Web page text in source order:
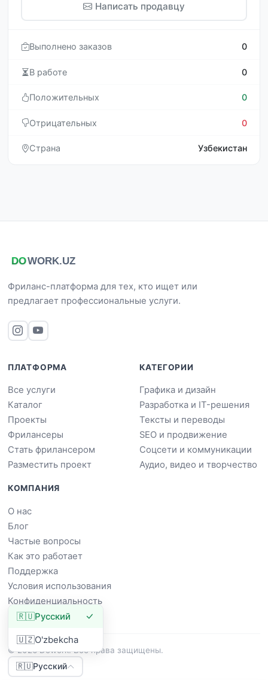
Написать продавцу
Выполнено заказов 0
В работе 0
Положительных 0
Отрицательных 0
Страна Узбекистан
Фриланс-платформа для тех, кто ищет или
предлагает профессиональные услуги.
ПЛАТФОРМА
Все услуги
Каталог
Проекты
Фрилансеры
Стать фрилансером
Разместить проект
КАТЕГОРИИ
Графика и дизайн
Разработка и IT-решения
Тексты и переводы
SEO и продвижение
Соцсети и коммуникации
Аудио, видео и творчество
КОМПАНИЯ
О нас
Блог
Частые вопросы
Как это работает
Поддержка
Условия использования
Конфиденциальность
© 2026 Dowork. Все права защищены.
🇷🇺Русский
🇷🇺Русский
🇺🇿O'zbekcha